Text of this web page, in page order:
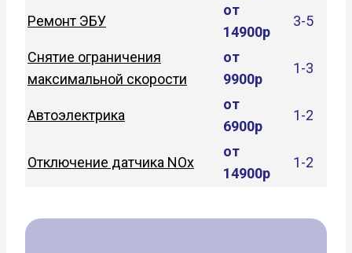
Ремонт ЭБУ
от
14900р
3-5
Снятие ограничения
максимальной скорости
от
9900р
1-3
Автоэлектрика
от
6900р
1-2
Отключение датчика NOx
от
14900р
1-2